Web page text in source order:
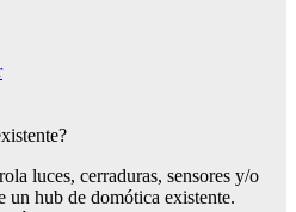
luces, cerraduras, sensores y/o
un hub de domótica existente.